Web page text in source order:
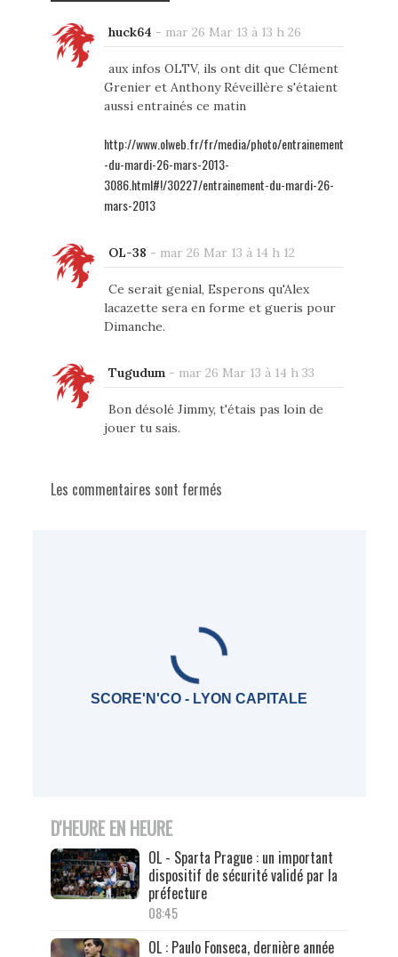
huck64 - mar 26 Mar 13 à 13 h 26
aux infos OLTV, ils ont dit que Clément
Grenier et Anthony Réveillère s'étaient
aussi entrainés ce matin
http://www.olweb.fr/fr/media/photo/entrainement
-du-mardi-26-mars-2013-
3086.html#!/30227/entrainement-du-mardi-26-
mars-2013
OL-38 - mar 26 Mar 13 à 14 h 12
Ce serait genial, Esperons qu'Alex
lacazette sera en forme et gueris pour
Dimanche.
Tugudum- mar 26 Mar 13 à 14 h 33
Bon désolé Jimmy, t'étais pas loin de
jouer tu sais.
Les commentaires sont fermés
SCORE'N'CO - LYON CAPITALE
D'HEURE EN HEURE
OL - Sparta Prague : un important
dispositif de sécurité validé par la
préfecture
08:45
OL : Paulo Fonseca, dernière année